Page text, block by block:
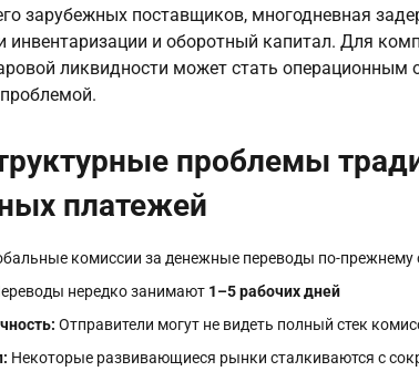
зарубежных поставщиков, многодневная
инвентаризации и оборотный капитал. Для
ликвидности может стать операционным
проблемы
платежей
комиссии за денежные переводы по-прежнему
нередко занимают 1–5 рабочих дней
Отправители могут не видеть полный стек
Некоторые развивающиеся рынки сталкиваются с